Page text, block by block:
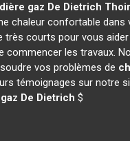
gaz De Dietrich
chaleur confortable dans
très courts pour vous
les travaux.
vos problèmes de
témoignages sur notre
De Dietrich $